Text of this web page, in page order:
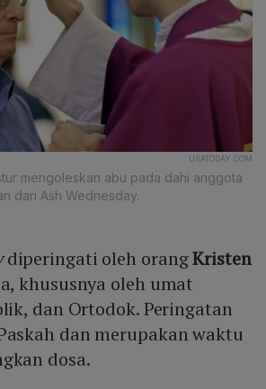
USATODAY.COM
mengoleskan abu pada dahi anggota
dari Ash Wednesday.
diperingati oleh orangKristen
khususnya oleh umat
dan Ortodok. Peringatan
dan merupakan waktu
dosa.